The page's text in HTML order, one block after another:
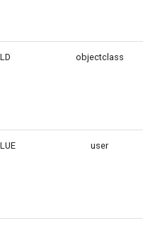
objectclass
user